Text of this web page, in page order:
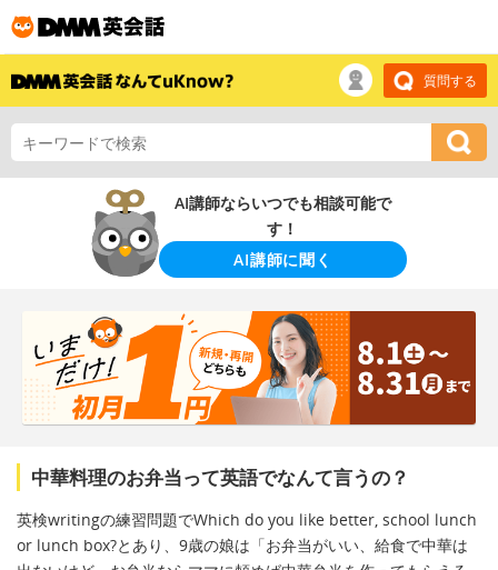
質問する
AI講師ならいつでも相談可能で
す！
AI講師に聞く
中華料理のお弁当って英語でなんて言うの？
英検writingの練習問題でWhich do you like better, school lunch
or lunch box?とあり、9歳の娘は「お弁当がいい、給食で中華は